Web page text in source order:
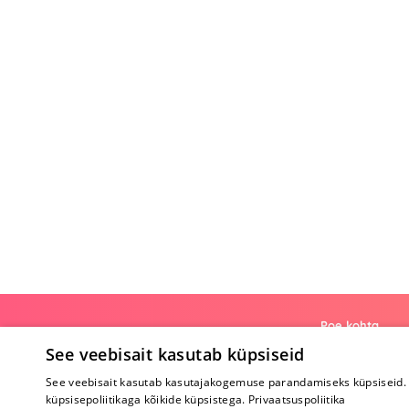
Poe kohta
Koostöö
Tagasiside
See veebisait kasutab küpsiseid
See veebisait kasutab kasutajakogemuse parandamiseks
küpsisepoliitikaga kõikide küpsistega. Privaatsuspoliitika